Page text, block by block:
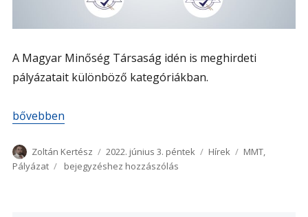
A Magyar Minőség Társaság idén is meghirdeti
pályázatait különböző kategóriákban.
„Minőségügyi pályázatok”
bővebben
Szerző
Zoltán Kertész Közzétéve
2022. június 3. péntek Kategória
Hírek Címke
MMT,
Pályázat
Minőségügyi
bejegyzéshez hozzászólás